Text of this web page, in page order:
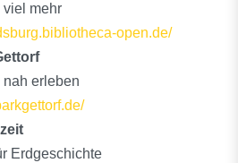
viel mehr
open.de/
nah erleben
Erdgeschichte